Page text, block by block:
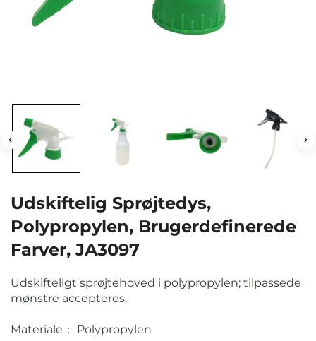
Udskiftelig Sprøjtedys,
Polypropylen, Brugerdefinerede
Farver, JA3097
Udskifteligt sprøjtehoved i polypropylen; tilpassede
mønstre accepteres.
Materiale： Polypropylen